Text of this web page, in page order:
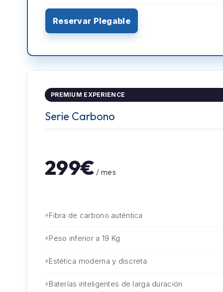
Reservar Plegable
PREMIUM EXPERIENCE
Serie Carbono
299€ / mes
Fibra de carbono auténtica
Peso inferior a 19 Kg
Estética moderna y discreta
Baterías inteligentes de larga duración